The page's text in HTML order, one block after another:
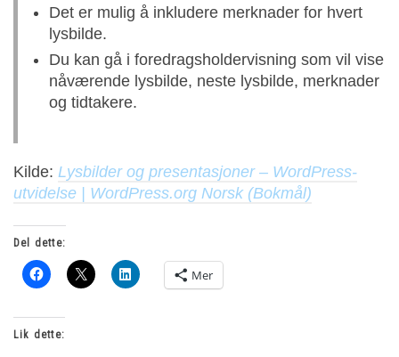
Det er mulig å inkludere merknader for hvert
lysbilde.
Du kan gå i foredragsholdervisning som vil vise
nåværende lysbilde, neste lysbilde, merknader
og tidtakere.
Kilde: Lysbilder og presentasjoner – WordPress-
utvidelse | WordPress.org Norsk (Bokmål)
Del dette:
Mer
Lik dette: